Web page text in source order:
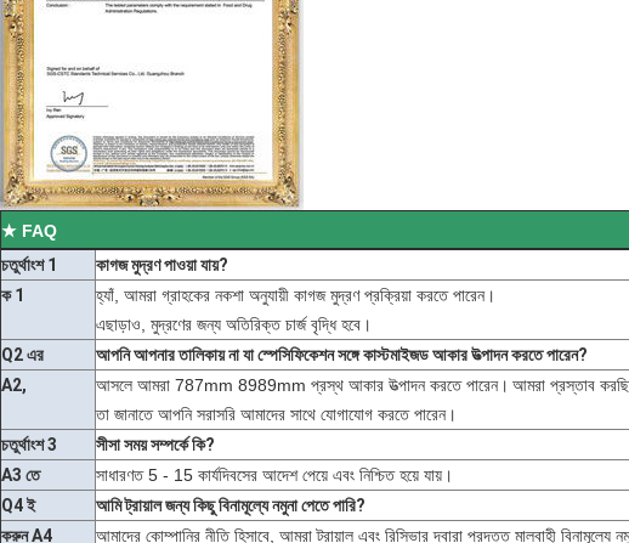
★ FAQ
চতুর্থাংশ 1
কাগজ মুদ্রণ পাওয়া যায়?
ক 1
হ্যাঁ, আমরা গ্রাহকের নকশা অনুযায়ী কাগজ মুদ্রণ প্রক্রিয়া করতে পারেন।
এছাড়াও, মুদ্রণের জন্য অতিরিক্ত চার্জ বৃদ্ধি হবে।
Q2 এর
আপনি আপনার তালিকায় না যা স্পেসিফিকেশন সঙ্গে কাস্টমাইজড আকার উত্পাদন করতে পারেন?
A2,
আসলে আমরা 787mm 8989mm প্রস্থ আকার উত্পাদন করতে পারেন। আমরা প্রস্তাব
তা জানাতে আপনি সরাসরি আমাদের সাথে যোগাযোগ করতে পারেন।
চতুর্থাংশ 3
সীসা সময় সম্পর্কে কি?
A3 তে
সাধারণত 5 - 15 কার্যদিবসের আদেশ পেয়ে এবং নিশ্চিত হয়ে যায়।
Q4 ই
আমি ট্রায়াল জন্য কিছু বিনামূল্যে নমুনা পেতে পারি?
করুন A4
আমাদের কোম্পানির নীতি হিসাবে, আমরা ট্রায়াল এবং রিসিভার দ্বারা প্রদত্ত মালবাহী